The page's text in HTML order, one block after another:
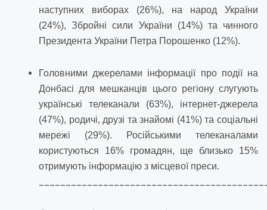
наступних виборах (26%), на народ України
(24%), Збройні сили України (14%) та чинного
Президента України Петра Порошенко (12%).
Головними джерелами інформації про події на
Донбасі для мешканців цього регіону слугують
українські телеканали (63%), інтернет-джерела
(47%), родичі, друзі та знайомі (41%) та соціальні
мережі (29%). Російськими телеканалами
користуються 16% громадян, ще близько 15%
отримують інформацію з місцевої преси.